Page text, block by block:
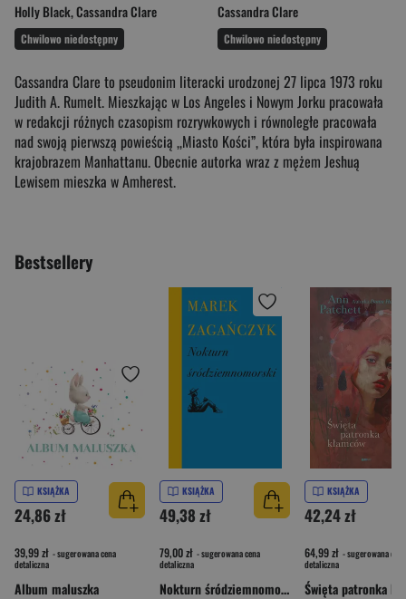
Holly Black,Cassandra Clare
Chwilowo niedostępny
Cassandra Clare
Chwilowo niedostępny
Cassandra Clare to pseudonim literacki urodzonej 27 lipca 1973 roku
Judith A. Rumelt. Mieszkając w Los Angeles i Nowym Jorku pracowała
w redakcji różnych czasopism rozrywkowych i równoległe pracowała
nad swoją pierwszą powieścią ,,Miasto Kości”, która była inspirowana
krajobrazem Manhattanu. Obecnie autorka wraz z mężem Jeshuą
Lewisem mieszka w Amherest.
Bestsellery
KSIĄŻKA
24,86 zł
39,99 zł - sugerowana cena
detaliczna
Album maluszka
KSIĄŻKA
49,38 zł
79,00 zł - sugerowana cena
detaliczna
Nokturn śródziemnomorski
KSIĄŻKA
42,24 zł
64,99 zł - sugerowana cena
detaliczna